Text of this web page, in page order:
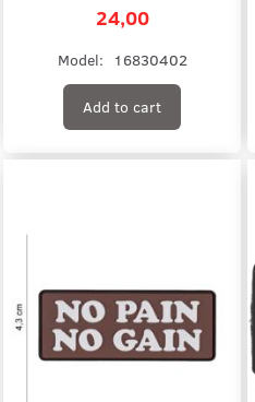
24,00
Model: 16830402
Add to cart